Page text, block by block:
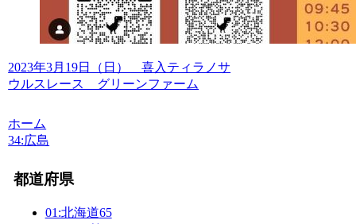
2023年3月19日（日） 喜入ティラノサ
ウルスレース グリーンファーム
ホーム
34:広島
都道府県
01:北海道65